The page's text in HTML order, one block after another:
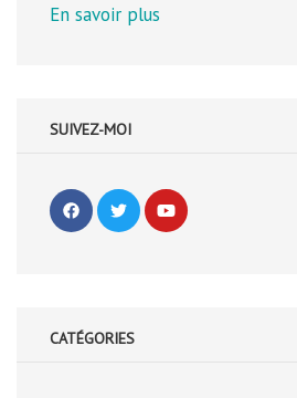
En savoir plus
SUIVEZ-MOI
CATÉGORIES